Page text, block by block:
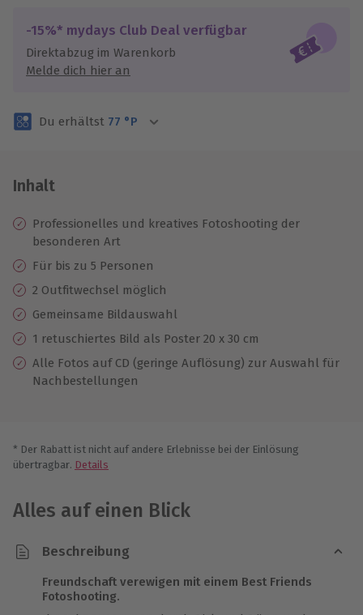
Jeder Gutschein für alle Erlebnisse einlösbar.
Maximale Sicherheit
3 Jahre gültig & verlängerbar.
-15%* mydays Club Deal verfügbar
Direktabzug im Warenkorb
Melde dich hier an
Du erhältst 77 °P
Inhalt
Professionelles und kreatives Fotoshooting der
besonderen Art
Für bis zu 5 Personen
2 Outfitwechsel möglich
Gemeinsame Bildauswahl
1 retuschiertes Bild als Poster 20 x 30 cm
Alle Fotos auf CD (geringe Auflösung) zur Auswahl für
Nachbestellungen
* Der Rabatt ist nicht auf andere Erlebnisse bei der Einlösung
übertragbar. Details
Alles auf einen Blick
Beschreibung
Freundschaft verewigen mit einem Best Friends
Fotoshooting.